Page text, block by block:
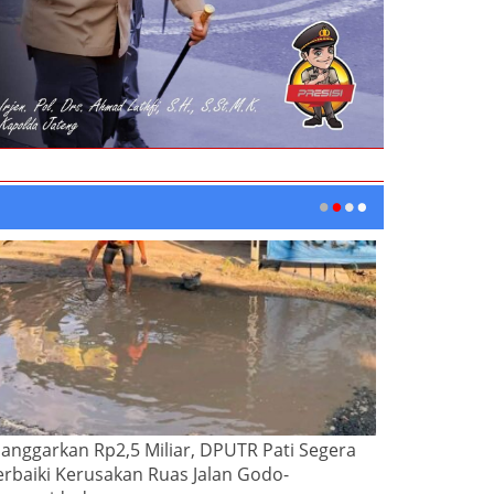
Rp2,5 Miliar, DPUTR Pati Segera
Kerusakan Ruas Jalan Godo-